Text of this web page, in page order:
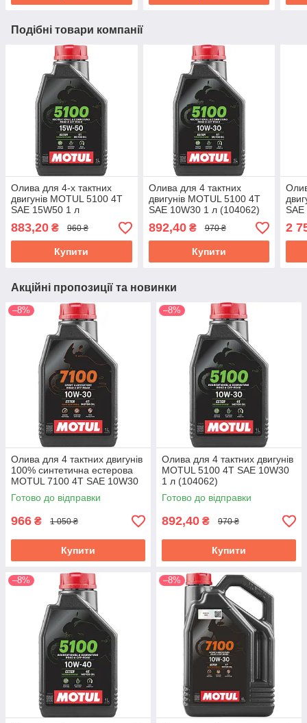
Подібні товари компанії
Олива для 4-х тактних
двигунів MOTUL 5100 4T
SAE 15W50 1 л
(836711/104080)
883,20 ₴ 960 ₴
Купити
Олива для 4 тактних
двигунів MOTUL 5100 4T
SAE 10W30 1 л (104062)
892,40₴ 970 ₴
Купити
2
Акційні пропозиції та новинки
–8%
Олива для 4 тактних двигунів
100% синтетична естерова
MOTUL 7100 4T SAE 10W30
1 л (104089/845411)
Готово до відправки
966 ₴ 1 050 ₴
Купити
–8%
Олива для 4 тактних двигунів
MOTUL 5100 4T SAE 10W30
1 л (104062)
Готово до відправки
892,40 ₴ 970 ₴
Купити
–8% –8%